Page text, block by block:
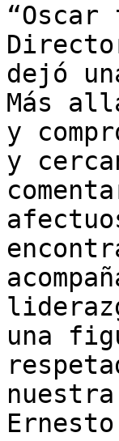
dejó
Más
y
y
una